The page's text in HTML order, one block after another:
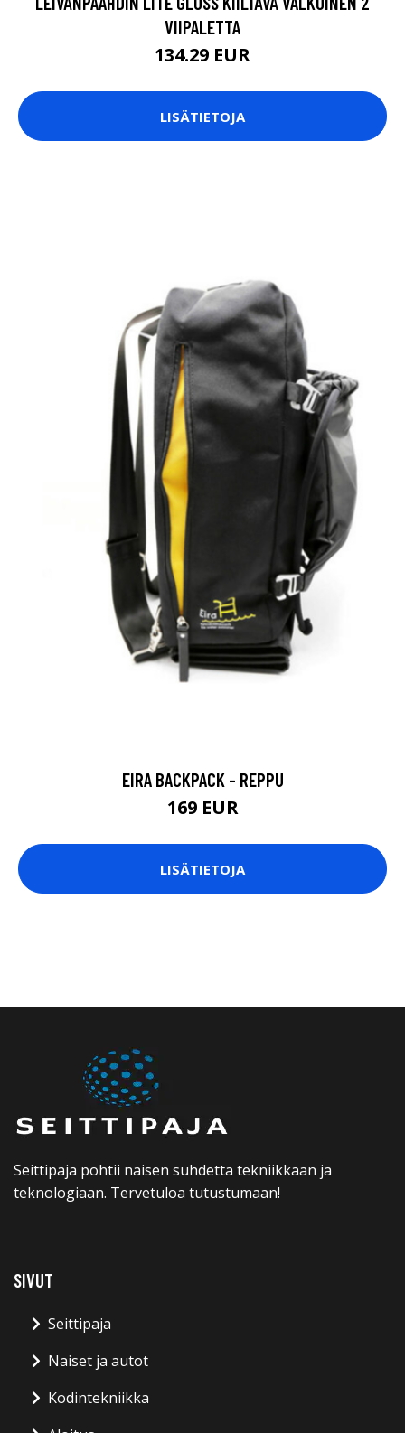
VIIPALETTA
134.29 EUR
LISÄTIETOJA
EIRA BACKPACK - REPPU
169 EUR
LISÄTIETOJA
Seittipaja pohtii naisen suhdetta tekniikkaan ja
teknologiaan. Tervetuloa tutustumaan!
SIVUT
Seittipaja
Naiset ja autot
Kodintekniikka